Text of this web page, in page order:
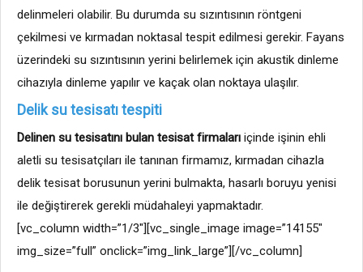
delinmeleri olabilir. Bu durumda su sızıntısının röntgeni
çekilmesi ve kırmadan noktasal tespit edilmesi gerekir. Fayans
üzerindeki su sızıntısının yerini belirlemek için akustik dinleme
cihazıyla dinleme yapılır ve kaçak olan noktaya ulaşılır.
Delik su tesisatı tespiti
Delinen su tesisatını bulan tesisat firmaları içinde işinin ehli
aletli su tesisatçıları ile tanınan firmamız, kırmadan cihazla
delik tesisat borusunun yerini bulmakta, hasarlı boruyu yenisi
ile değiştirerek gerekli müdahaleyi yapmaktadır.
[vc_column width=”1/3″][vc_single_image image=”14155″
img_size=”full” onclick=”img_link_large”][/vc_column]